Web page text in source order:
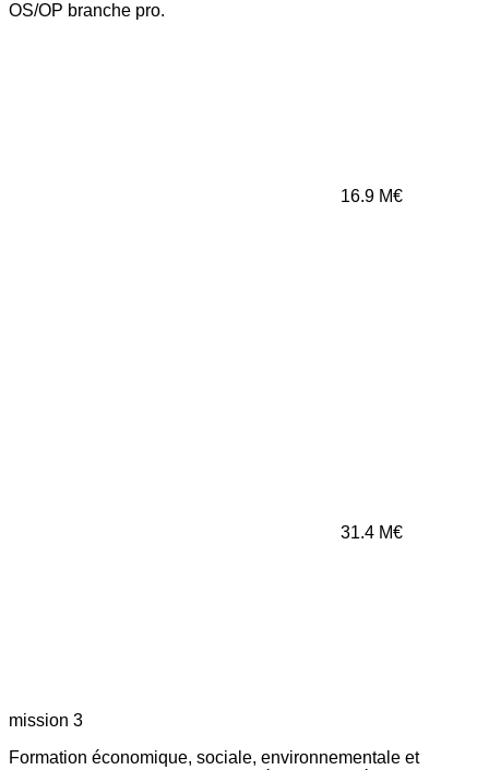
OS/OP branche pro.
16.9 M€
31.4 M€
mission 3
Formation économique, sociale, environnementale et